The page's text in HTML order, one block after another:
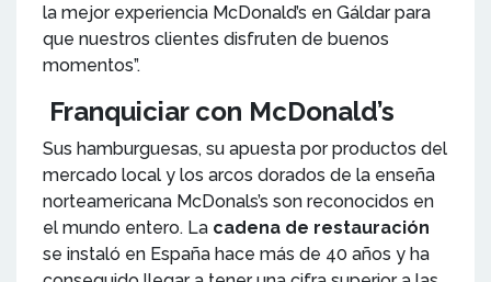
la mejor experiencia McDonald’s en Gáldar para
que nuestros clientes disfruten de buenos
momentos”.
Franquiciar con McDonald’s
Sus hamburguesas, su apuesta por productos del
mercado local y los arcos dorados de la enseña
norteamericana McDonals’s son reconocidos en
el mundo entero. La cadena de restauración
se instaló en España hace más de 40 años y ha